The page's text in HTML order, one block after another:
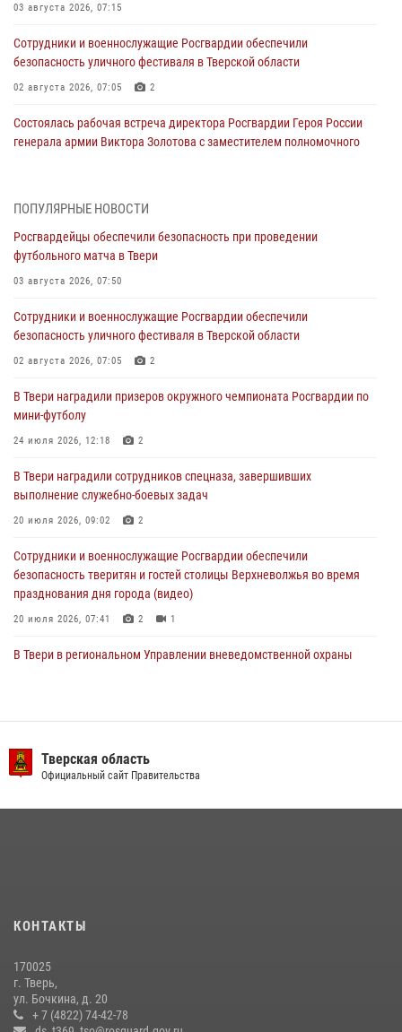
03 августа 2026, 07:15
Сотрудники и военнослужащие Росгвардии обеспечили
безопасность уличного фестиваля в Тверской области
02 августа 2026, 07:05 2
Состоялась рабочая встреча директора Росгвардии Героя России
генерала армии Виктора Золотова с заместителем полномочного
31 июля 2026, 05:42 4
Росгвардейцы в Твери приняли участие в молебне, посвященном
Дню Крещения Руси
28 июля 2026, 11:30
Сотрудники вневедомственной охраны совершили 250 выездов и
пресекли 20 правонарушений за неделю в Тверской области
27 июля 2026, 08:29
В Твери наградили призеров окружного чемпионата Росгвардии по
мини-футболу
24 июля 2026, 12:18 2
Росгвардейцы оказали помощь водителю на дороге в городе Кашин
22 июля 2026, 08:35
ПОПУЛЯРНЫЕ НОВОСТИ
Росгвардейцы обеспечили безопасность при проведении
футбольного матча в Твери
03 августа 2026, 07:50
Сотрудники и военнослужащие Росгвардии обеспечили
безопасность уличного фестиваля в Тверской области
02 августа 2026, 07:05 2
В Твери наградили призеров окружного чемпионата Росгвардии по
мини-футболу
24 июля 2026, 12:18 2
В Твери наградили сотрудников спецназа, завершивших
выполнение служебно-боевых задач
20 июля 2026, 09:02 2
Сотрудники и военнослужащие Росгвардии обеспечили
безопасность тверитян и гостей столицы Верхневолжья во время
празднования дня города (видео)
20 июля 2026, 07:41 2 1
В Твери в региональном Управлении вневедомственной охраны
10 июля 2026, 08:44 1
(видео)
Росгвардейцы оказали помощь водителю на дороге в городе Кашин
Тверская область
Официальный сайт Правительства
КОНТАКТЫ
170025
г. Тверь,
ул. Бочкина, д. 20
+ 7 (4822) 74-42-78